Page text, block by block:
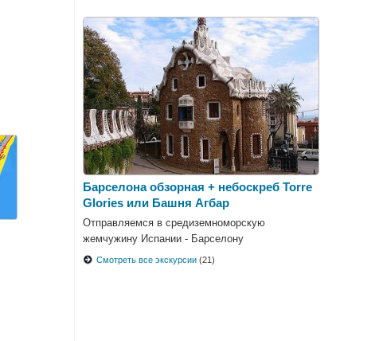
Барселона обзорная + небоскреб Torre
Glories или Башня Агбар
Отправляемся в средиземноморскую
жемчужину Испании - Барселону
Смотреть все экскурсии (21)